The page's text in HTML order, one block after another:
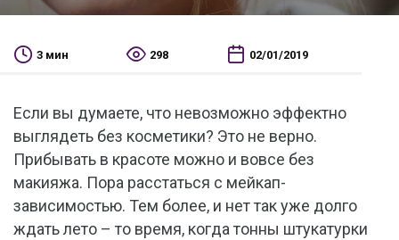
3 мин 298 02/01/2019
Если вы думаете, что невозможно эффектно
выглядеть без косметики? Это не верно.
Прибывать в красоте можно и вовсе без
макияжа. Пора расстаться с мейкап-
зависимостью. Тем более, и нет так уже долго
ждать лето – то время, когда тонны штукатурки